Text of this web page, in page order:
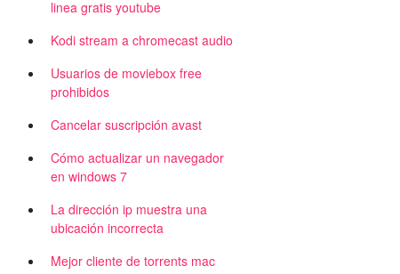
linea gratis youtube
Kodi stream a chromecast audio
Usuarios de moviebox free
prohibidos
Cancelar suscripción avast
Cómo actualizar un navegador
en windows 7
La dirección ip muestra una
ubicación incorrecta
Mejor cliente de torrents mac